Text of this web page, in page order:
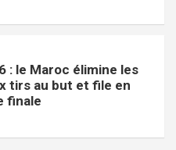
: le Maroc élimine les
tirs au but et file en
finale